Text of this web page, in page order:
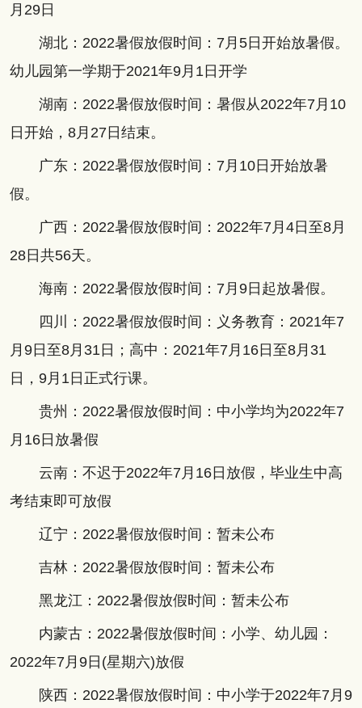
月29日
湖北：2022暑假放假时间：7月5日开始放暑假。
幼儿园第一学期于2021年9月1日开学
湖南：2022暑假放假时间：暑假从2022年7月10
日开始，8月27日结束。
广东：2022暑假放假时间：7月10日开始放暑
假。
广西：2022暑假放假时间：2022年7月4日至8月
28日共56天。
海南：2022暑假放假时间：7月9日起放暑假。
四川：2022暑假放假时间：义务教育：2021年7
月9日至8月31日；高中：2021年7月16日至8月31
日，9月1日正式行课。
贵州：2022暑假放假时间：中小学均为2022年7
月16日放暑假
云南：不迟于2022年7月16日放假，毕业生中高
考结束即可放假
辽宁：2022暑假放假时间：暂未公布
吉林：2022暑假放假时间：暂未公布
黑龙江：2022暑假放假时间：暂未公布
内蒙古：2022暑假放假时间：小学、幼儿园：
2022年7月9日(星期六)放假
陕西：2022暑假放假时间：中小学于2022年7月9